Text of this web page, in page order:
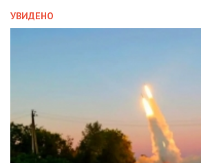
УВИДЕНО